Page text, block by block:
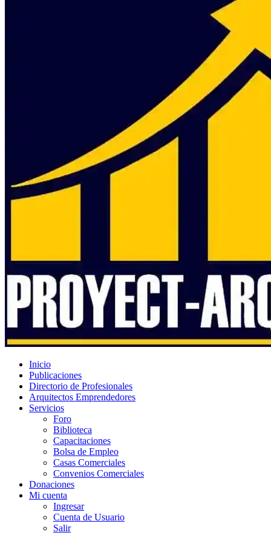
Inicio
Publicaciones
Directorio de Profesionales
Arquitectos Emprendedores
Servicios
Foro
Biblioteca
Capacitaciones
Bolsa de Empleo
Casas Comerciales
Convenios Comerciales
Donaciones
Mi cuenta
Ingresar
Cuenta de Usuario
Salir